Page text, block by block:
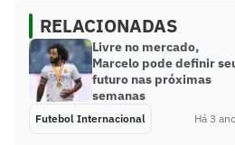
RELACIONADAS
Livre no mercado,
Marcelo pode definir
futuro nas próximas
semanas
Futebol Internacional Há 3